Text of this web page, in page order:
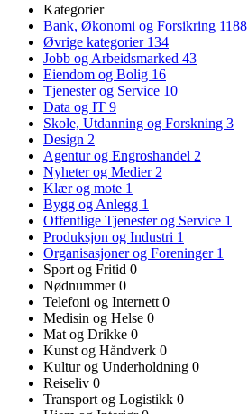
Kategorier
Bank, Økonomi og Forsikring 1188
Øvrige kategorier 134
Jobb og Arbeidsmarked 43
Eiendom og Bolig 16
Tjenester og Service 10
Data og IT 9
Skole, Utdanning og Forskning 3
Design 2
Agentur og Engroshandel 2
Nyheter og Medier 2
Klær og mote 1
Bygg og Anlegg 1
Offentlige Tjenester og Service 1
Produksjon og Industri 1
Organisasjoner og Foreninger 1
Sport og Fritid 0
Nødnummer0
Telefoni og Internett 0
Medisin og Helse 0
Mat og Drikke 0
Kunst og Håndverk 0
Kultur og Underholdning 0
Reiseliv 0
Transport og Logistikk 0